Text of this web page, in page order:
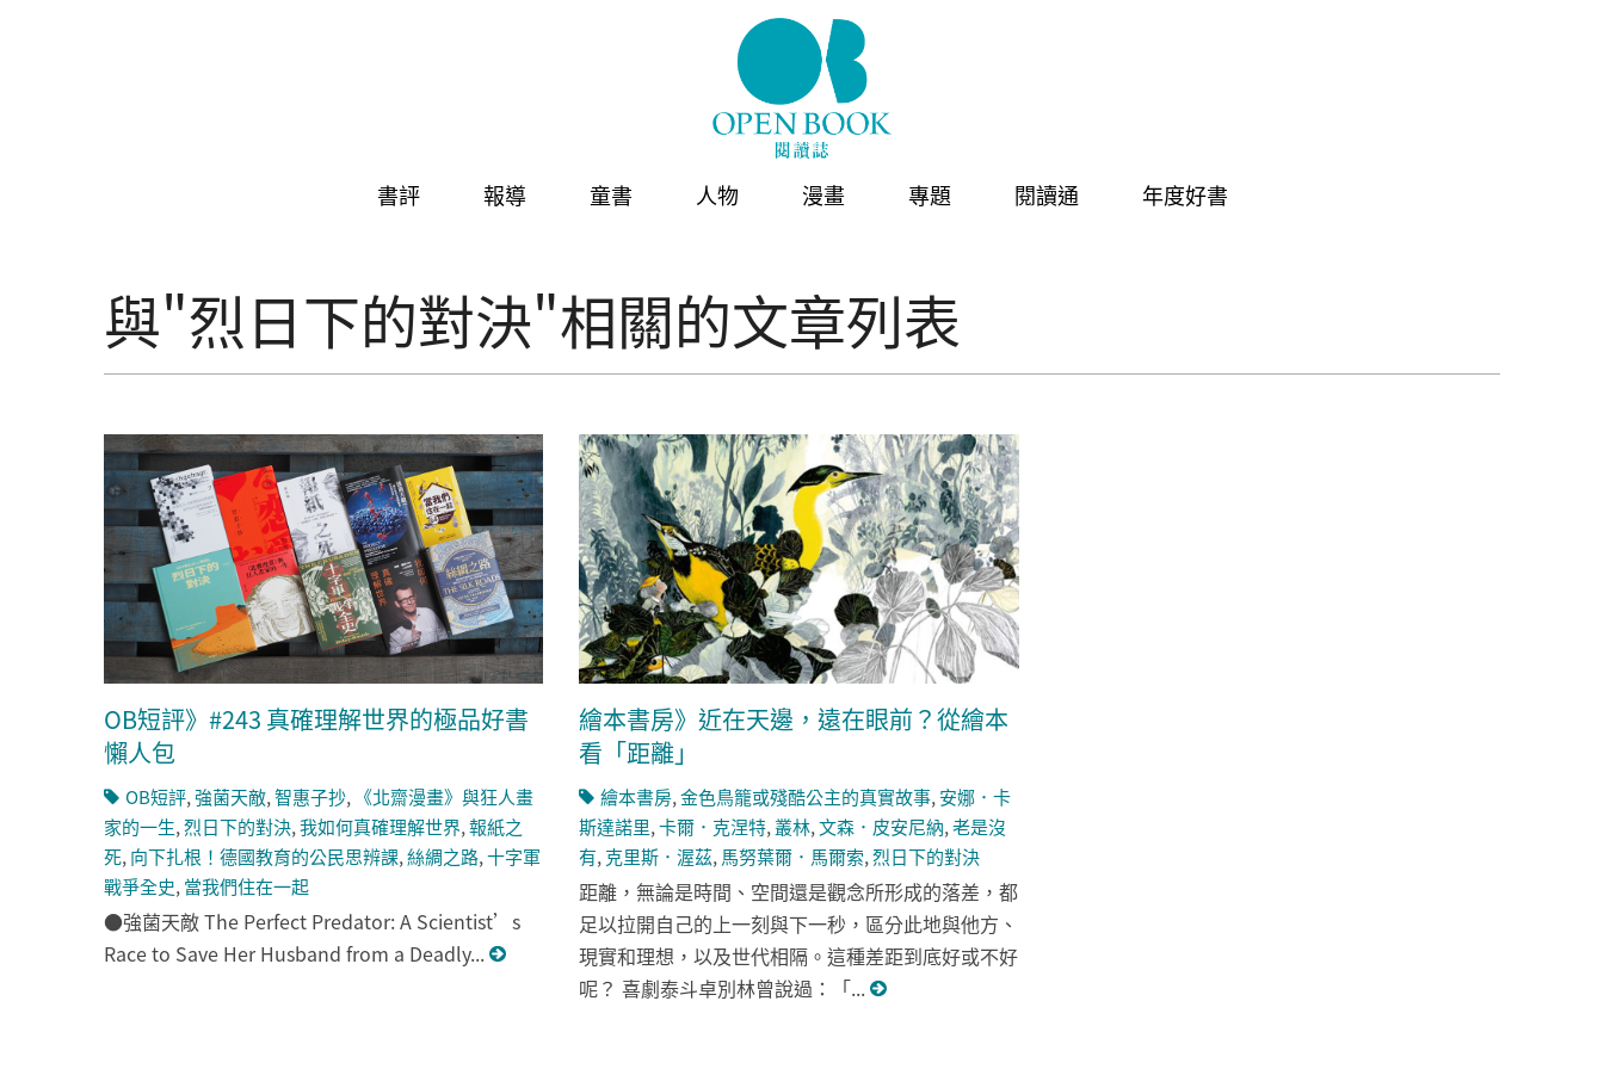
書評 報導 童書 人物 漫畫 專題 閱讀通 年度好書
與"烈日下的對決"相關的文章列表
OB短評》#243 真確理解世界的極品好書
懶人包
OB短評,強菌天敵,智惠子抄, 《北齋漫畫》與狂人畫
家的一生,烈日下的對決,我如何真確理解世界,報紙之
死, 向下扎根！德國教育的公民思辨課,絲綢之路,十字軍
戰爭全史, 當我們住在一起
●強菌天敵 The Perfect Predator: A Scientist’s
Race to Save Her Husband from a Deadly...
繪本書房》近在天邊，遠在眼前？從繪本
看「距離」
繪本書房,金色鳥籠或殘酷公主的真實故事, 安娜．卡
斯達諾里,卡爾．克涅特,叢林,文森．皮安尼納,老是沒
有, 克里斯．渥茲, 馬努葉爾．馬爾索,烈日下的對決
距離，無論是時間、空間還是觀念所形成的落差，都
足以拉開自己的上一刻與下一秒，區分此地與他方、
現實和理想，以及世代相隔。這種差距到底好或不好
呢？ 喜劇泰斗卓別林曾說過：「...